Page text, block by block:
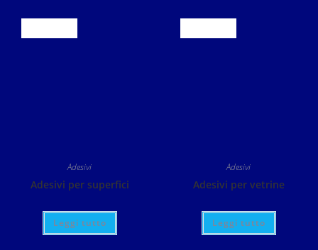
Adesivi
Adesivi per superfici
Leggi tutto
Adesivi
Adesivi per vetrine
Leggi tutto